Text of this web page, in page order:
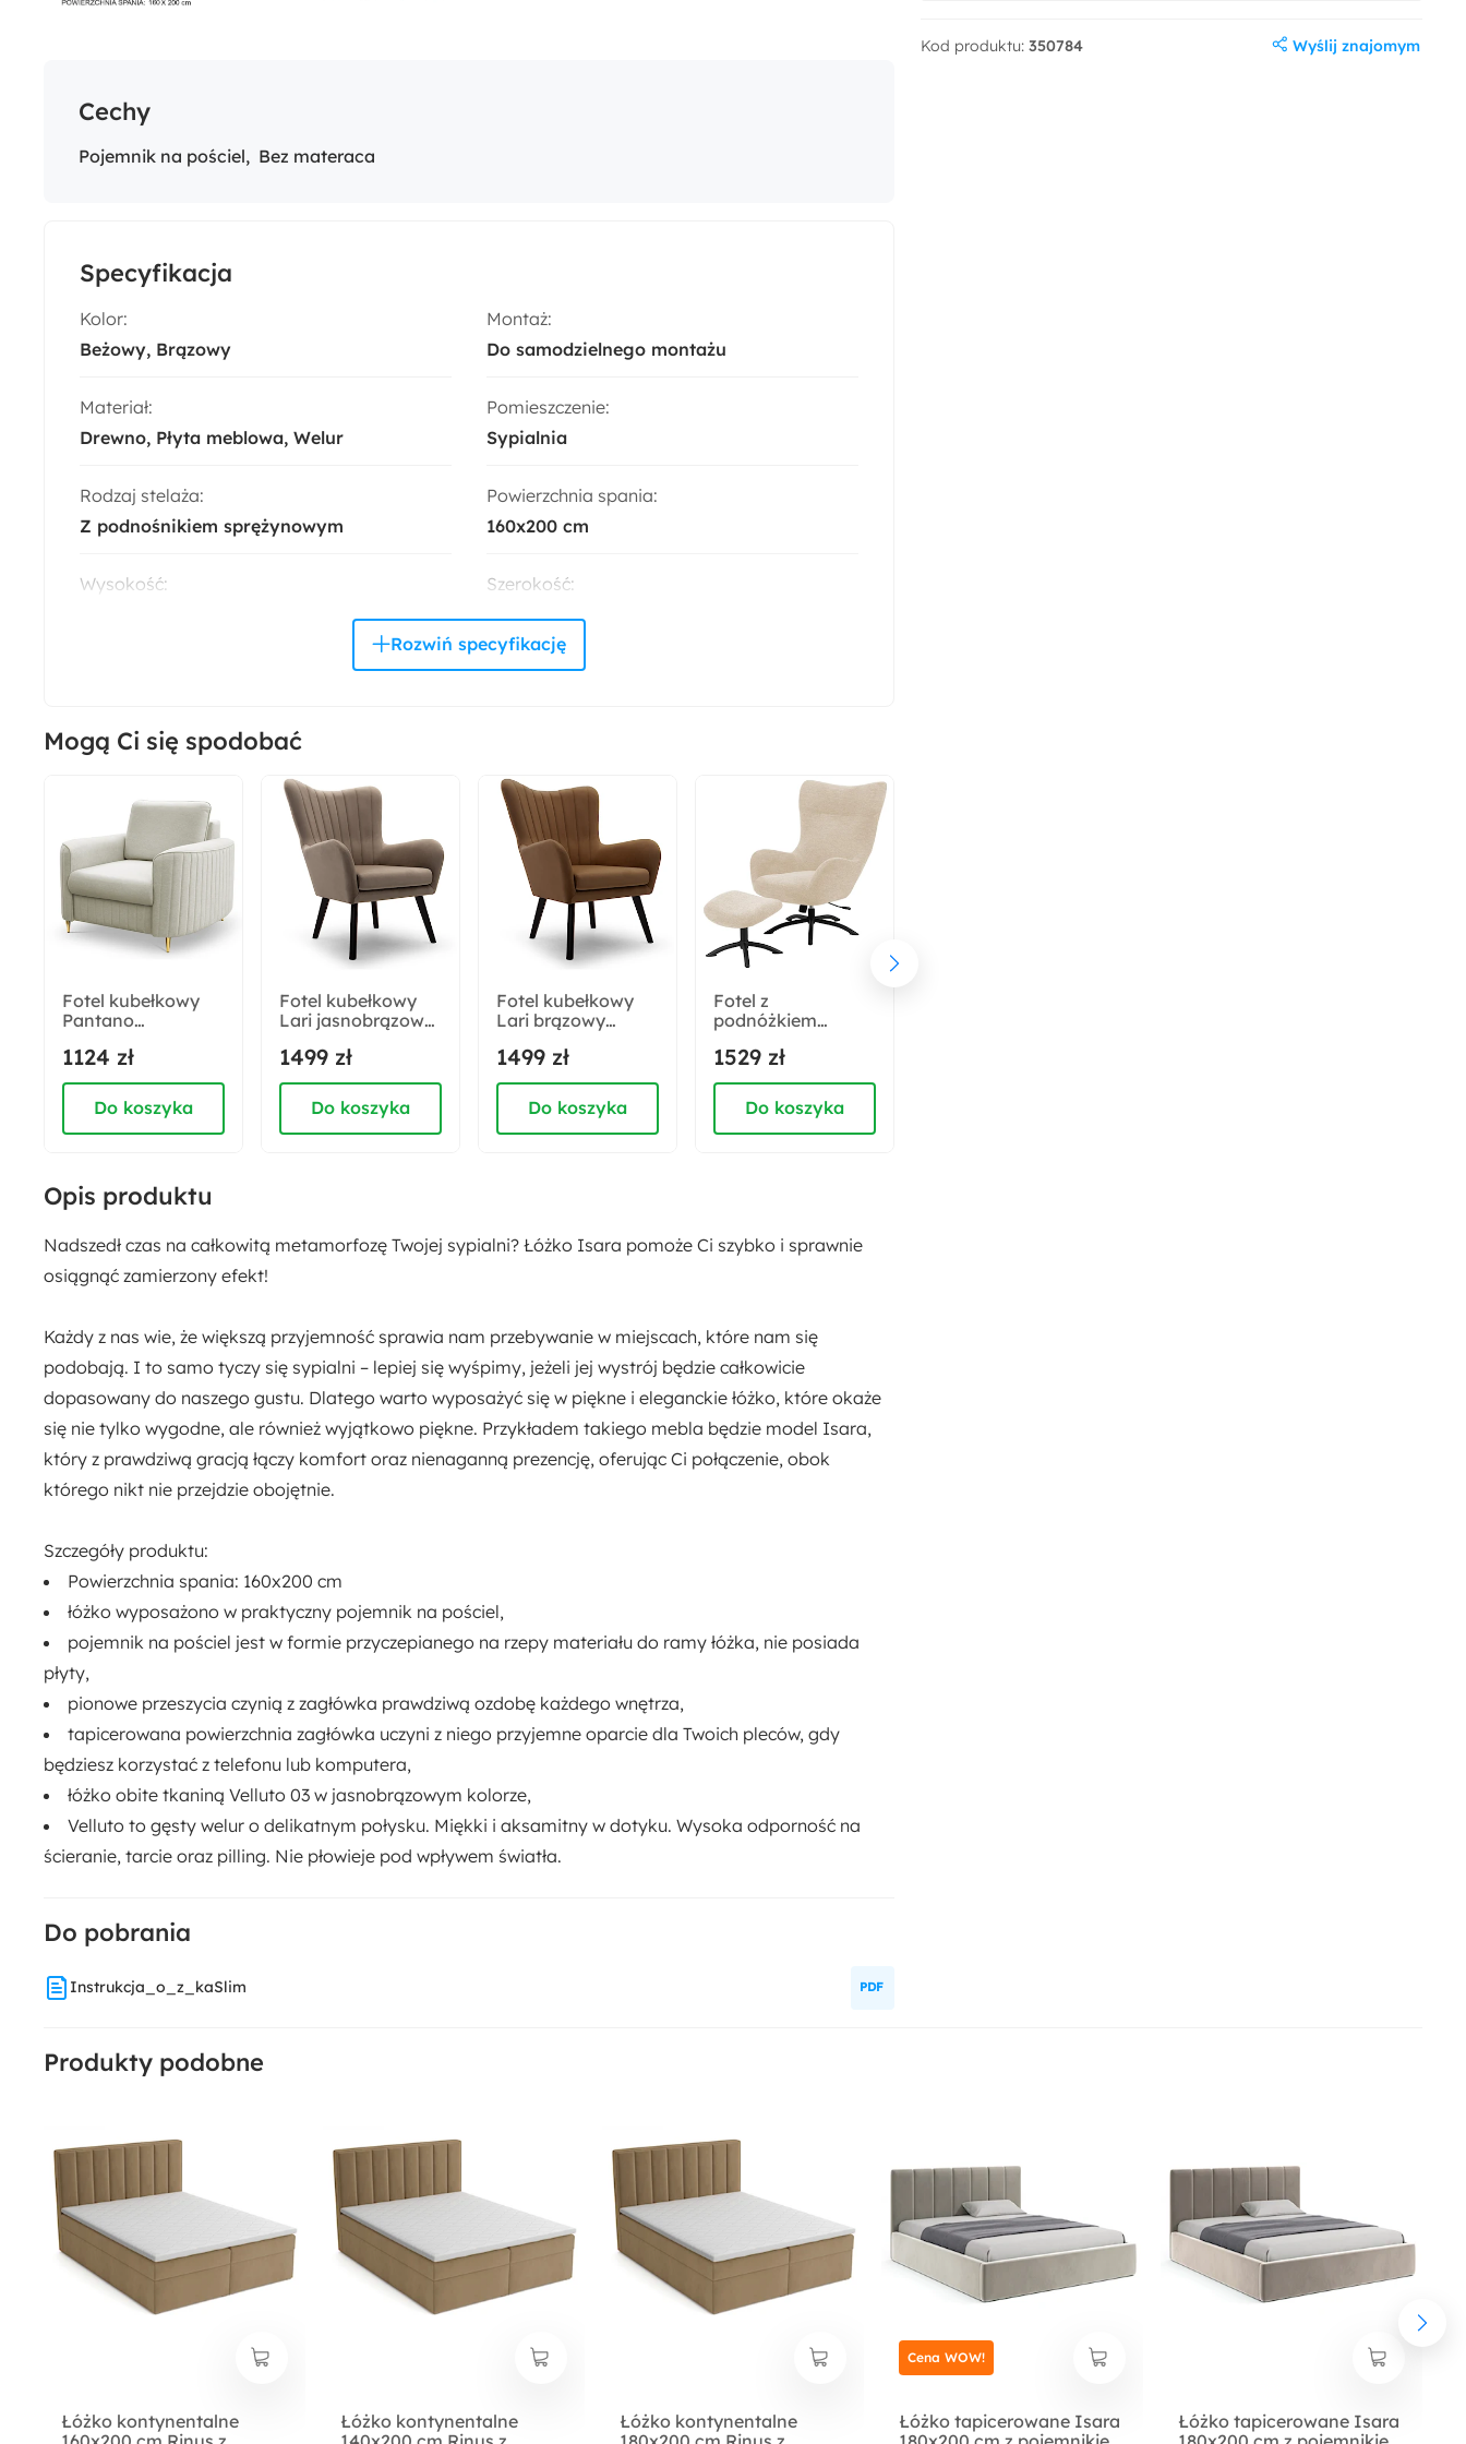
Cechy
Pojemnik na pościel Bez materaca
Specyfikacja
Kolor:
Beżowy Brązowy
Montaż:
Do samodzielnego montażu
Materiał:
Drewno Płyta meblowa Welur
Pomieszczenie:
Sypialnia
Rodzaj stelaża:
Z podnośnikiem sprężynowym
Powierzchnia spania:
160x200 cm
Wysokość:
Szerokość:
168 cm
Rodzaj łóżka:
Materiał pojemnika na pościel:
Nowoczesny
Rodzaj podnośnika:
Sprężynowy
Materac:
Pojemnik na pościel:
Rodzaj:
Dwuosobowy
Funkcje:
Bez materaca
Pojemnik na pościel
Mogą Ci się spodobać
Fotel kubełkowy
Pantano
velvet
łatwoczyszczący
1124 zł
Do koszyka
Fotel kubełkowy
Lari jasnobrązowy
1499 zł
Do koszyka
Fotel kubełkowy
Lari brązowy
1499 zł
Do koszyka
Fotel z
podnóżkiem
1529 zł
Do koszyka
Opis produktu
Nadszedł czas na całkowitą metamorfozę Twojej sypialni? Łóżko Isara pomoże Ci szybko i sprawnie
osiągnąć zamierzony efekt!
Każdy z nas wie, że większą przyjemność sprawia nam przebywanie w miejscach, które nam się
podobają. I to samo tyczy się sypialni – lepiej się wyśpimy, jeżeli jej wystrój będzie całkowicie
dopasowany do naszego gustu. Dlatego warto wyposażyć się w piękne i eleganckie łóżko, które okaże
się nie tylko wygodne, ale również wyjątkowo piękne. Przykładem takiego mebla będzie model Isara,
który z prawdziwą gracją łączy komfort oraz nienaganną prezencję, oferując Ci połączenie, obok
którego nikt nie przejdzie obojętnie.
Szczegóły produktu:
Powierzchnia spania: 160x200 cm
łóżko wyposażono w praktyczny pojemnik na pościel,
pojemnik na pościel jest w formie przyczepianego na rzepy materiału do ramy łóżka, nie posiada
płyty,
pionowe przeszycia czynią z zagłówka prawdziwą ozdobę każdego wnętrza,
tapicerowana powierzchnia zagłówka uczyni z niego przyjemne oparcie dla Twoich pleców, gdy
będziesz korzystać z telefonu lub komputera,
łóżko obite tkaniną Velluto 03 w jasnobrązowym kolorze,
Velluto to gęsty welur o delikatnym połysku. Miękki i aksamitny w dotyku. Wysoka odporność na
ścieranie, tarcie oraz pilling. Nie płowieje pod wpływem światła.
Do pobrania
Instrukcja_o_z_kaSlim
Kod produktu: 350784 Wyślij znajomym
Produkty podobne
Łóżko kontynentalne
Łóżko kontynentalne
Łóżko kontynentalne
Łóżko tapicerowane Isara
Cena WOW!
Łóżko tapicerowane Isara